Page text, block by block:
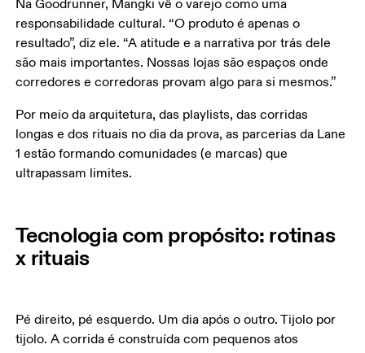
Na Goodrunner, Mangki vê o varejo como uma
responsabilidade cultural. “O produto é apenas o
resultado”, diz ele. “A atitude e a narrativa por trás dele
são mais importantes. Nossas lojas são espaços onde
corredores e corredoras provam algo para si mesmos.”
Por meio da arquitetura, das playlists, das corridas
longas e dos rituais no dia da prova, as parcerias da Lane
1 estão formando comunidades (e marcas) que
ultrapassam limites.
Tecnologia com propósito: rotinas
x rituais
Pé direito, pé esquerdo. Um dia após o outro. Tijolo por
tijolo. A corrida é construída com pequenos atos